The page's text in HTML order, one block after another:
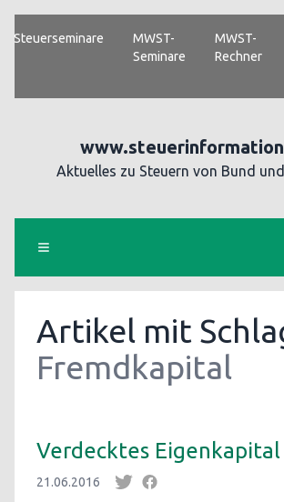
Steuerseminare
MWST-
Seminare
MWST-
Rechner
Aktuelles zu Steuern von Bund
Artikel mit
Fremdkapital
Verdecktes Eigenkapital
21.06.2016